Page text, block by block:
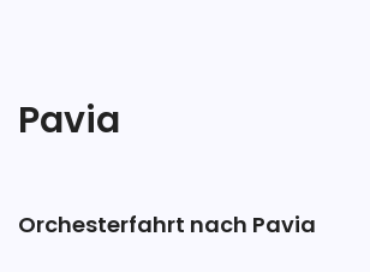
Pavia
Orchesterfahrt nach Pavia